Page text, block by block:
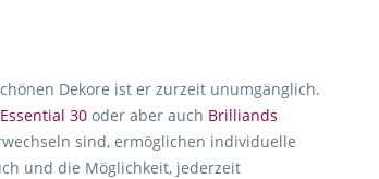
Dekore ist er zurzeit unumgänglich.
30 oder aber auch Brilliands
sind, ermöglichen individuelle
und die Möglichkeit, jederzeit